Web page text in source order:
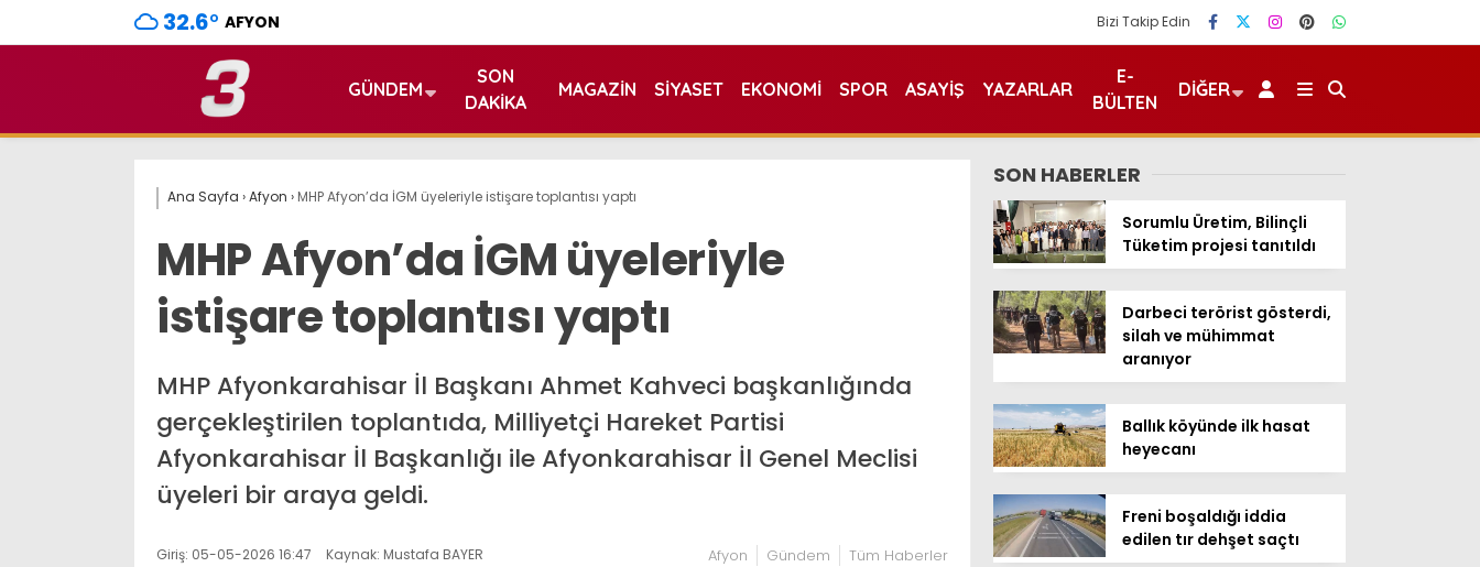
32.6° AFYON Bizi Takip Edin
GÜNDEM
SON
DAKIKA
MAGAZIN SIYASET EKONOMI SPOR ASAYIŞ YAZARLAR
E-
BÜLTEN
DIĞER
Ana Sayfa ›Afyon › MHP Afyon’da İGM üyeleriyle istişare toplantısı yaptı
MHP Afyon’da İGM üyeleriyle
istişare toplantısı yaptı
MHP Afyonkarahisar İl Başkanı Ahmet Kahveci başkanlığında
gerçekleştirilen toplantıda, Milliyetçi Hareket Partisi
Afyonkarahisar İl Başkanlığı ile Afyonkarahisar İl Genel Meclisi
üyeleri bir araya geldi.
Giriş: 05-05-2026 16:47 Kaynak: Mustafa BAYER Afyon Gündem Tüm Haberler
SON HABERLER
Sorumlu Üretim, Bilinçli
Tüketim projesi tanıtıldı
Darbeci terörist gösterdi,
silah ve mühimmat
aranıyor
Ballık köyünde ilk hasat
heyecanı
Freni boşaldığı iddia
edilen tır dehşet saçtı